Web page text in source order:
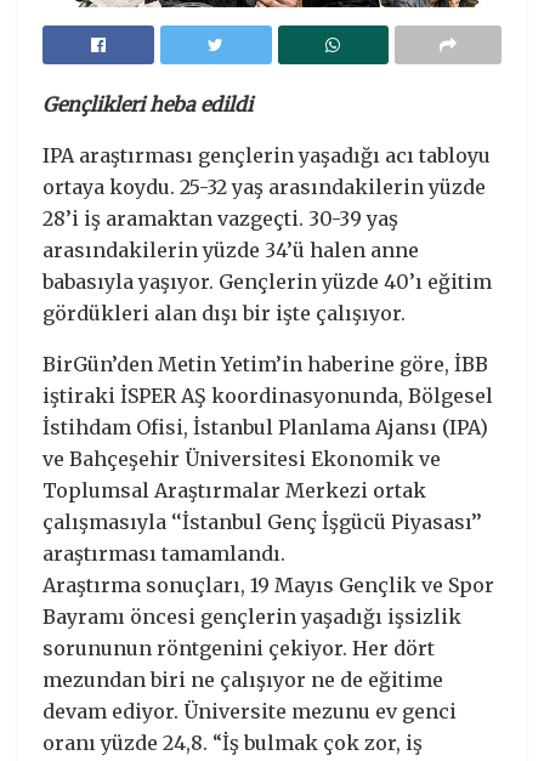
Gençlikleri heba edildi
IPA araştırması gençlerin yaşadığı acı tabloyu
ortaya koydu. 25-32 yaş arasındakilerin yüzde
28’i iş aramaktan vazgeçti. 30-39 yaş
arasındakilerin yüzde 34’ü halen anne
babasıyla yaşıyor. Gençlerin yüzde 40’ı eğitim
gördükleri alan dışı bir işte çalışıyor.
BirGün’den Metin Yetim’in haberine göre, İBB
iştiraki İSPER AŞ koordinasyonunda, Bölgesel
İstihdam Ofisi, İstanbul Planlama Ajansı (IPA)
ve Bahçeşehir Üniversitesi Ekonomik ve
Toplumsal Araştırmalar Merkezi ortak
çalışmasıyla ‘‘İstanbul Genç İşgücü Piyasası’’
araştırması tamamlandı.
Araştırma sonuçları, 19 Mayıs Gençlik ve Spor
Bayramı öncesi gençlerin yaşadığı işsizlik
sorununun röntgenini çekiyor. Her dört
mezundan biri ne çalışıyor ne de eğitime
devam ediyor. Üniversite mezunu ev genci
oranı yüzde 24,8. “İş bulmak çok zor, iş